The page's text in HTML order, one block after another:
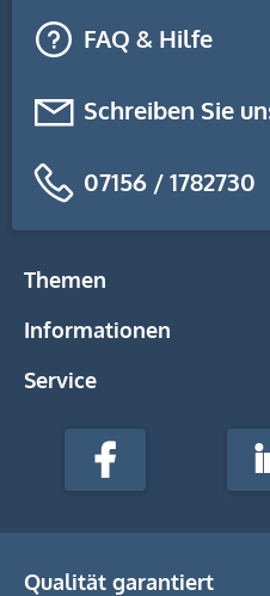
FAQ & Hilfe
Schreiben Sie
07156 / 1782730
Themen
Informationen
Service
stempel-
Media
Facebook
Qualität garantiert